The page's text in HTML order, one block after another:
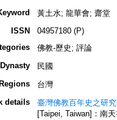
黃土水; 龍華會; 齋堂
ISSN
04957180 (P)
佛教-歷史; 評論
Dynasty
民國
Regions
台灣
details
臺灣佛教百年史之研
[Taipei, Taiwan]：南